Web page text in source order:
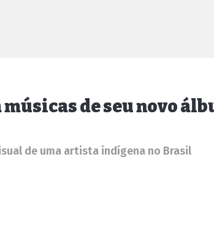
de seu novo
de uma artista indígena no Brasil